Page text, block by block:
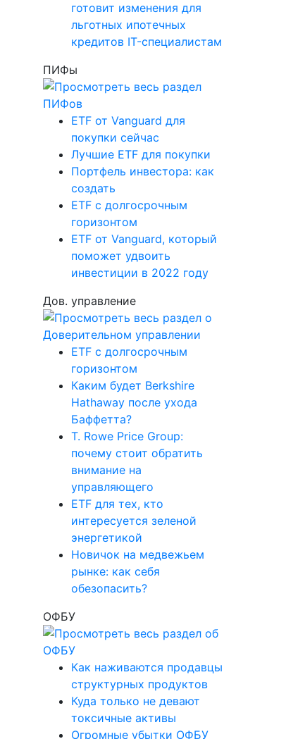
готовит изменения для
льготных ипотечных
кредитов IT-специалистам
ПИФы
ETF от Vanguard для
покупки сейчас
Лучшие ETF для покупки
Портфель инвестора: как
создать
ETF с долгосрочным
горизонтом
ETF от Vanguard, который
поможет удвоить
инвестиции в 2022 году
Дов. управление
ETF с долгосрочным
горизонтом
Каким будет Berkshire
Hathaway после ухода
Баффетта?
T. Rowe Price Group:
почему стоит обратить
внимание на
управляющего
ETF для тех, кто
интересуется зеленой
энергетикой
Новичок на медвежьем
рынке: как себя
обезопасить?
ОФБУ
Как наживаются продавцы
структурных продуктов
Куда только не девают
токсичные активы
Огромные убытки ОФБУ